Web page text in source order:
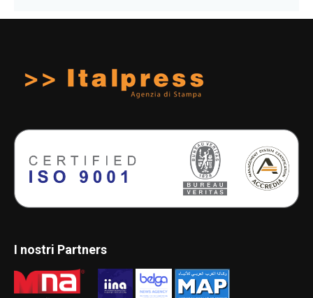
I nostri Partners